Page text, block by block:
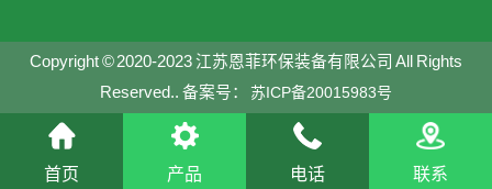
Copyright © 2020-2023 江苏恩菲环保装备有限公司 All Rights
Reserved.. 备案号： 苏ICP备20015983号
首页 产品 电话 联系